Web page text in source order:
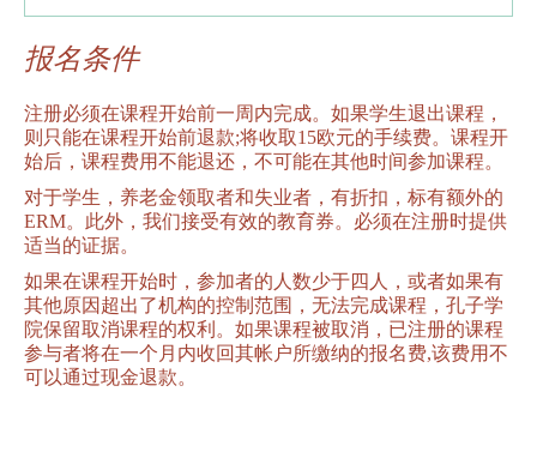
报名条件
注册必须在课程开始前一周内完成。如果学生退出课程，
则只能在课程开始前退款;将收取15欧元的手续费。课程开
始后，课程费用不能退还，不可能在其他时间参加课程。
对于学生，养老金领取者和失业者，有折扣，标有额外的
ERM。此外，我们接受有效的教育券。必须在注册时提供
适当的证据。
如果在课程开始时，参加者的人数少于四人，或者如果有
其他原因超出了机构的控制范围，无法完成课程，孔子学
院保留取消课程的权利。如果课程被取消，已注册的课程
参与者将在一个月内收回其帐户所缴纳的报名费,该费用不
可以通过现金退款。